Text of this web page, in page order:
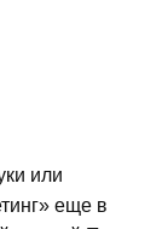
или
еще в